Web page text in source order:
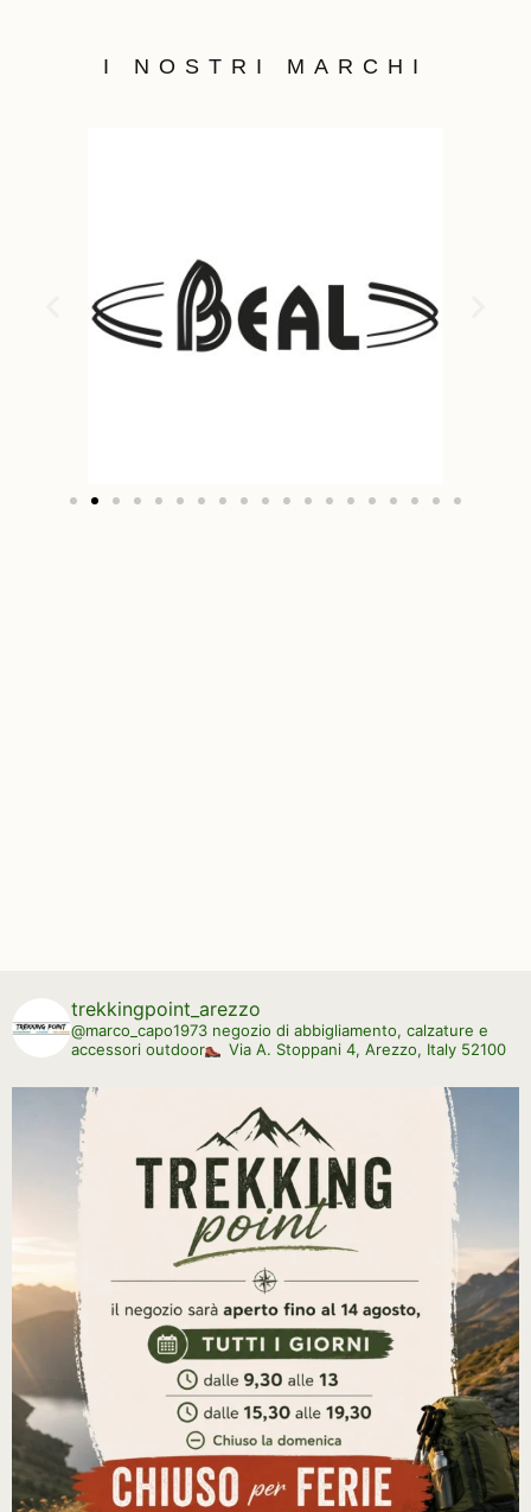
I NOSTRI MARCHI
trekkingpoint_arezzo
@marco_capo1973 negozio di abbigliamento, calzature e
accessori outdoor
Via A. Stoppani 4, Arezzo, Italy 52100